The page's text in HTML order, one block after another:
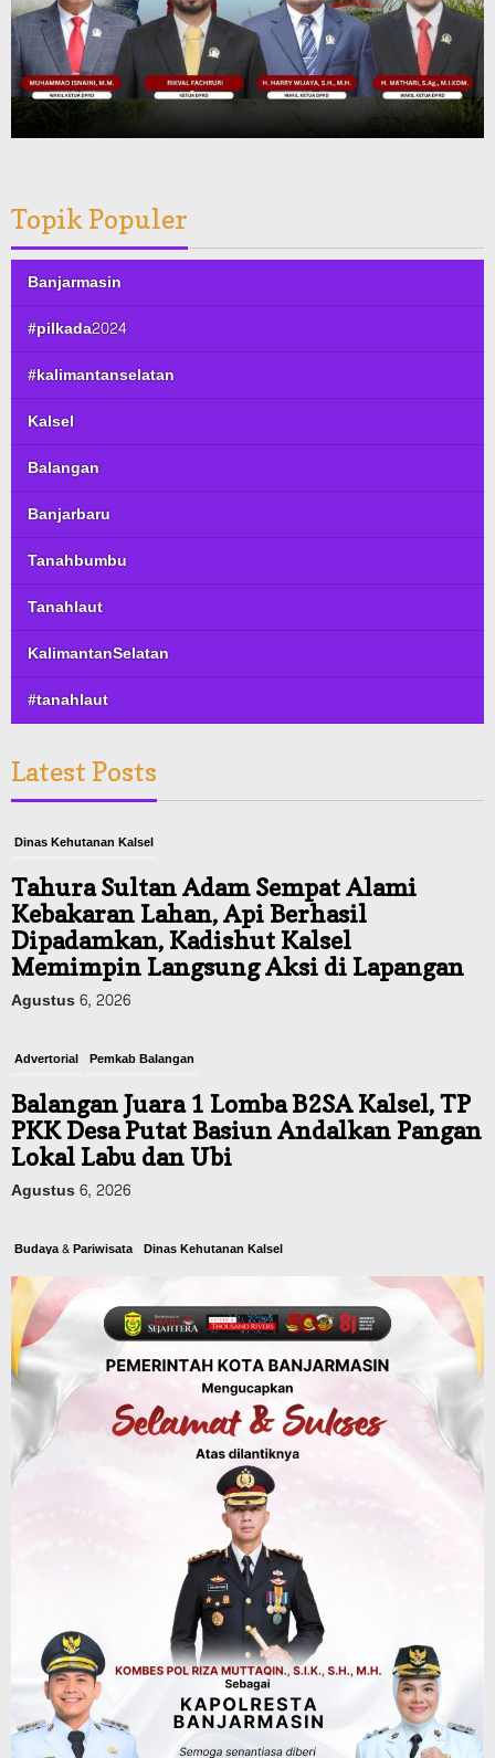
Topik Populer
Banjarmasin
#pilkada2024
#kalimantanselatan
Kalsel
Balangan
Banjarbaru
Tanahbumbu
Tanahlaut
KalimantanSelatan
#tanahlaut
Latest Posts
Dinas Kehutanan Kalsel
Tahura Sultan Adam Sempat Alami
Kebakaran Lahan, Api Berhasil
Dipadamkan, Kadishut Kalsel
Memimpin Langsung Aksi di Lapangan
Agustus 6, 2026
Advertorial Pemkab Balangan
Balangan Juara 1 Lomba B2SA Kalsel, TP
PKK Desa Putat Basiun Andalkan Pangan
Lokal Labu dan Ubi
Agustus 6, 2026
Budaya & Pariwisata Dinas Kehutanan Kalsel
Objek Wisata Tahura Mandiangin
Ditutup Sementara, Antisipasi
Kebarakan Hutan
Agustus 6, 2026
Kalsel
Kolaborasi dengan DLH Kalsel,
Komunitas Jurnalis di Kalsel Lakukan
Penghijauan di Sungai Rangas
Dinas PUPR Kalsel Pembangunan
Tindak Lanjut Pascakecelakaan Maut,
Pemerintah Janji Tingkatkan Fasilitas
Keselamatan Jalan Alternatif